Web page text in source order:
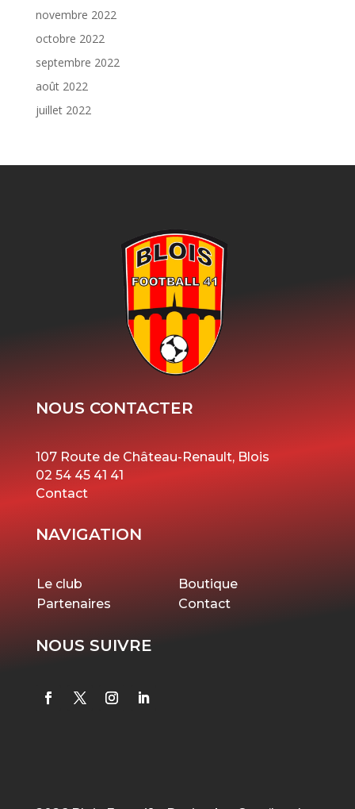
novembre 2022
octobre 2022
septembre 2022
août 2022
juillet 2022
NOUS CONTACTER
107 Route de Château-Renault, Blois
02 54 45 41 41
Contact
NAVIGATION
Le club
Boutique
Partenaires
Contact
NOUS SUIVRE